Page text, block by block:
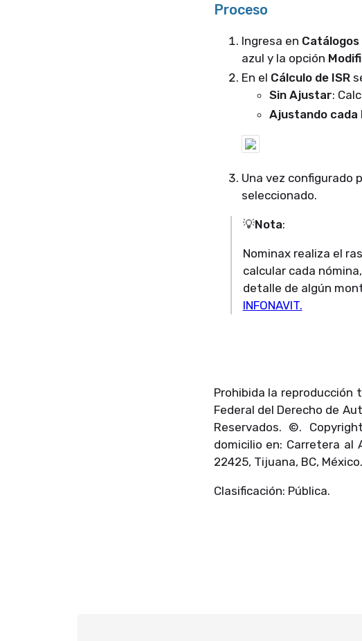
Proceso
Ingresa en Catálogos
azul y la opción
En el Cálculo de ISR
Sin Ajustar:
Ajustando cada
Una vez configurado
seleccionado.
💡Nota:
Nominax realiza el
calcular cada
detalle de algún
INFONAVIT.
Prohibida la
Federal del Derecho de
Reservados. ©.
domicilio en: Carretera al
22425, Tijuana, BC, México.
Clasificación: Pública.